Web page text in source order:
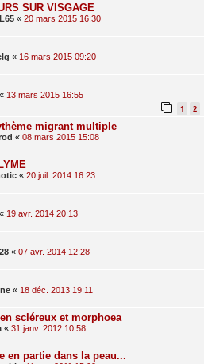
SUR VISGAGE
« 20 mars 2015 16:30
« 16 mars 2015 09:20
« 13 mars 2015 16:55
1 2
migrant multiple
« 08 mars 2015 15:08
« 20 juil. 2014 16:23
19 avr. 2014 20:13
« 07 avr. 2014 12:28
« 18 déc. 2013 19:11
scléreux et morphoea
« 31 janv. 2012 10:58
en partie dans la peau...